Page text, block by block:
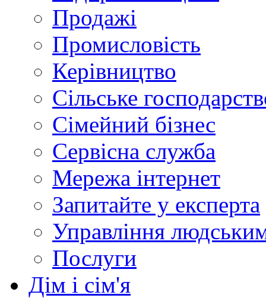
Продажі
Промисловість
Керівництво
Сільське
Сімейний бізнес
Сервісна служба
Мережа інтернет
Запитайте у експерта
Управління
Послуги
Дім і сім'я